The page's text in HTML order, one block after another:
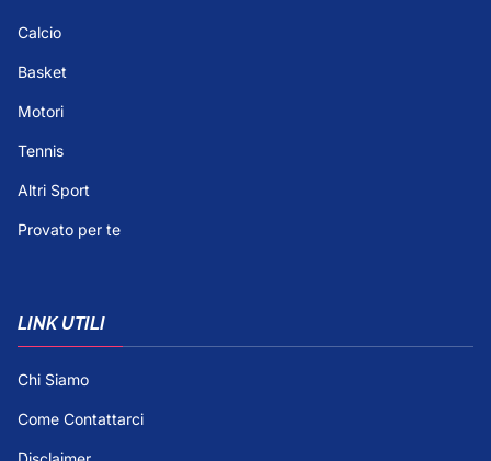
Calcio
Basket
Motori
Tennis
Altri Sport
Provato per te
LINK UTILI
Chi Siamo
Come Contattarci